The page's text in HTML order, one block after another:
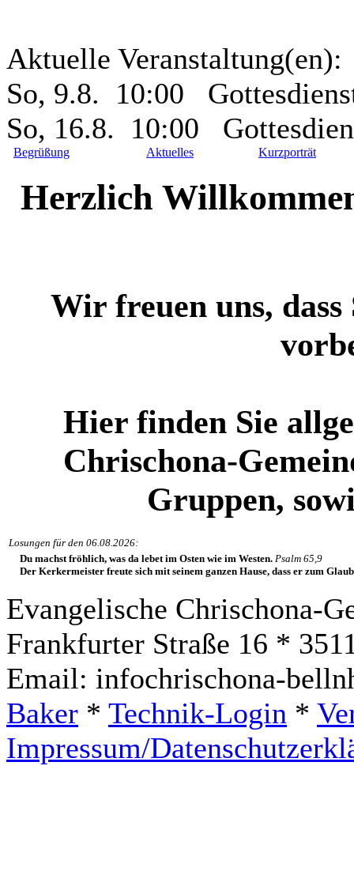
Aktuelle Veranstaltung(en):
So, 9.8. 10:00
So, 16.8. 10:00
Begrüßung Aktuelles Kurzporträt
Herzlich
Wir freuen uns, dass
Hier finden Sie
Chrischona-
Gruppen,
Losungen für den 06.08.2026:
Du machst fröhlich, was da lebet im Osten wie im Westen. Psalm 65,9
Der Kerkermeister freute sich mit seinem ganzen Hause, dass er zum
Evangelische Chrischona-
Frankfurter Straße 16 *
Email: infochrischona-
Baker * Technik-Login *
Impressum/